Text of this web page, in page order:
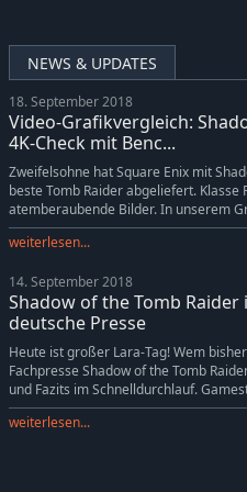
NEWS & UPDATES
18. September 2018
Video-Grafikvergleich:
4K-Check mit Benc...
Zweifelsohne hat Square Enix mit
beste Tomb Raider abgeliefert. Klasse
atemberaubende Bilder. In unserem
weiterlesen...
14. September 2018
Shadow of the Tomb Raider
deutsche Presse
Heute ist großer Lara-Tag! Wem
Fachpresse Shadow of the Tomb
und Fazits im Schnelldurchlauf.
weiterlesen...